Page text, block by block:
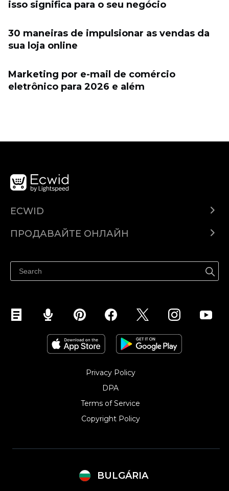
isso significa para o seu negócio
30 maneiras de impulsionar as vendas da
sua loja online
Marketing por e-mail de comércio
eletrônico para 2026 e além
ECWID
Помощен център
ПРОДАВАЙТЕ ОНЛАЙН
Продавайте във Facebook
Продавайте в Instagram
Privacy Policy
DPA
Terms of Service
Copyright Policy‎
BULGÁRIA